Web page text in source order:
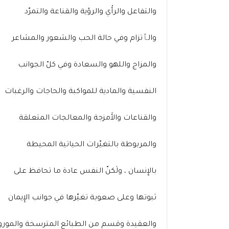
والتفاعل والرأْي والرؤية والقناعة والتمرّد
والٱتزام وفي حالة الحب والشعور والمشاعر
والمزاج واللهو والسعادة وفي كلّ الجوانب
النفسية والمادية للمواكبة والحاجات والرغبات
والقناعات والأَمزجة والمعالجات المتعلقة
والمربوطة بالتغيّرات الحياتية المحيطة
بالإِنسان ، ولٰكنّ النفس عادة ما تحافظ على
ثبوتها وعلى صعوبة تغيّرها في جوانب الإِيمان
والعقيدة وقسم من الطبائع المترسخة